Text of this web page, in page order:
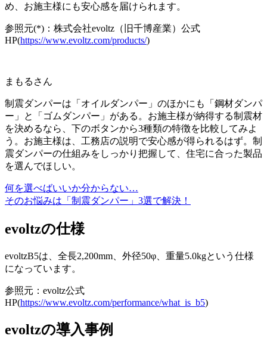
め、お施主様にも安心感を届けられます。
参照元(*)：株式会社evoltz（旧千博産業）公式
HP(https://www.evoltz.com/products/)
まもるさん
制震ダンパーは「オイルダンパー」のほかにも「鋼材ダンパ
ー」と「ゴムダンパー」がある。お施主様が納得する制震材
を決めるなら、下のボタンから3種類の特徴を比較してみよ
う。お施主様は、工務店の説明で安心感が得られるはず。制
震ダンパーの仕組みをしっかり把握して、住宅に合った製品
を選んでほしい。
何を選べばいいか分からない…
そのお悩みは「制震ダンパー」3選で解決！
evoltzの仕様
evoltzB5は、全長2,200mm、外径50φ、重量5.0kgという仕様
になっています。
参照元：evoltz公式
HP(https://www.evoltz.com/performance/what_is_b5)
evoltzの導入事例